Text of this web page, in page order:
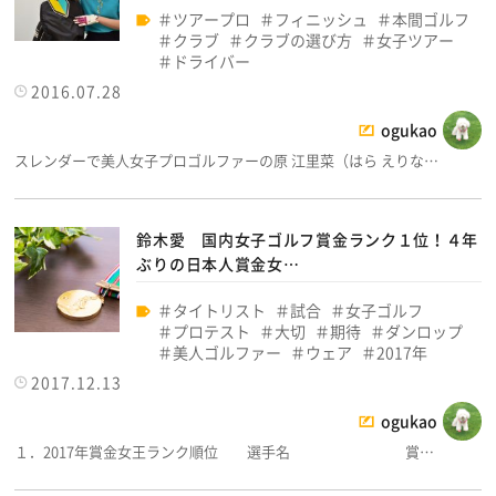
ツアープロ フィニッシュ
本間ゴルフ
クラブ
クラブの選び方
女子ツアー
ドライバー
2016.07.28
ogukao
スレンダーで美人女子プロゴルファーの原 江里菜（はら えりな…
鈴木愛 国内女子ゴルフ賞金ランク１位！４年
ぶりの日本人賞金女…
タイトリスト 試合
女子ゴルフ
プロテスト
大切 期待
ダンロップ
美人ゴルファー
ウェア
2017年
2017.12.13
ogukao
１．2017年賞金女王ランク順位 選手名 賞…